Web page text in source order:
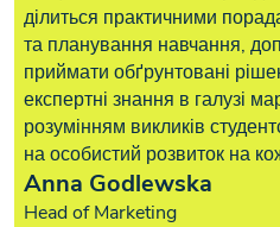
ділиться практичними
та планування навчання,
приймати обґрунтовані
експертні знання в галузі
розумінням викликів
на особистий розвиток на
Anna Godlewska
Head of Marketing